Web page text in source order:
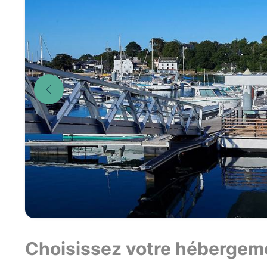
Choisissez votre